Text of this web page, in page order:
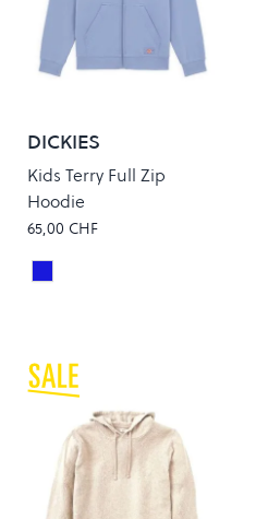
DICKIES
Kids Terry Full Zip
Hoodie
65,00 CHF
Colour
COUNTRY BLUE